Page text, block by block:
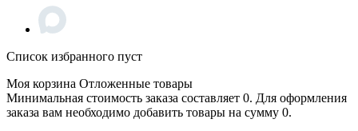
Список избранного пуст
Моя корзина Отложенные товары
Минимальная стоимость заказа составляет 0. Для оформления
заказа вам необходимо добавить товары на сумму 0.